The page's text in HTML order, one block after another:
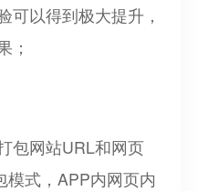
可以得到极大提升，
；
包网站URL和网页
模式，APP内网页内